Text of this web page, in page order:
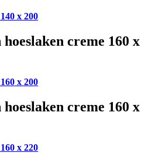
x 200
hoeslaken creme 160 x
x 200
hoeslaken creme 160 x
x 220